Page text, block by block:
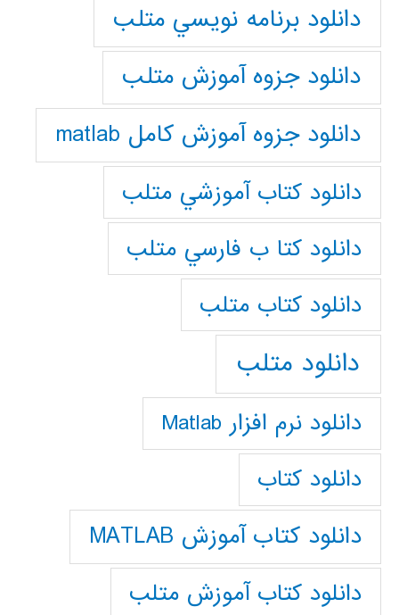
دانلود برنامه نويسي متلب
دانلود جزوه آموزش متلب
دانلود جزوه آموزش کامل matlab
دانلود كتاب آموزشي متلب
دانلود كتا ب فارسي متلب
دانلود كتاب متلب
دانلود متلب
دانلود نرم افزار Matlab
دانلود کتاب
دانلود کتاب آموزش MATLAB
دانلود کتاب آموزش متلب